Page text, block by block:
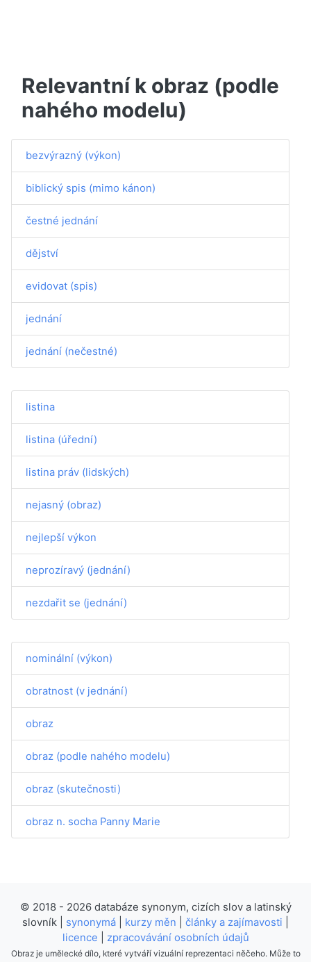
Relevantní k obraz (podle
nahého modelu)
bezvýrazný (výkon)
biblický spis (mimo kánon)
čestné jednání
dějství
evidovat (spis)
jednání
jednání (nečestné)
listina
listina (úřední)
listina práv (lidských)
nejasný (obraz)
nejlepší výkon
neprozíravý (jednání)
nezdařit se (jednání)
nominální (výkon)
obratnost (v jednání)
obraz
obraz (podle nahého modelu)
obraz (skutečnosti)
obraz n. socha Panny Marie
© 2018 - 2026 databáze synonym, cizích slov a latinský
slovník | synonymá kurzy měn články a zajímavosti
licence
zpracovávání osobních údajů
Obraz je umělecké dílo, které vytváří vizuální reprezentaci něčeho. Může to